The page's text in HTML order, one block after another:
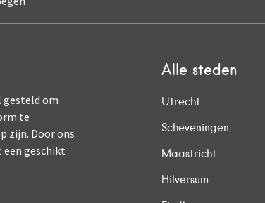
gesteld om
te
zijn. Door ons
geschikt
Alle steden
Utrecht
Scheveningen
Maastricht
Hilversum